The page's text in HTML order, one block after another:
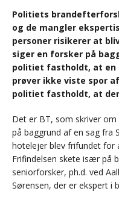
Politiets
og de mangler
personer risikerer at
siger en forsker på
politiet fastholdt, at en
prøver ikke viste spor
politiet fastholdt, at
Det er BT, som skriver
på baggrund af en sag fra
hotelejer blev frifundet for
Frifindelsen skete især på
seniorforsker, ph.d. ved
Sørensen, der er ekspert i